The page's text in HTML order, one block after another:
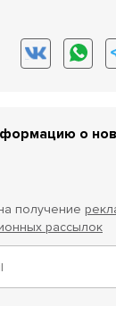
о
получение
рассылок